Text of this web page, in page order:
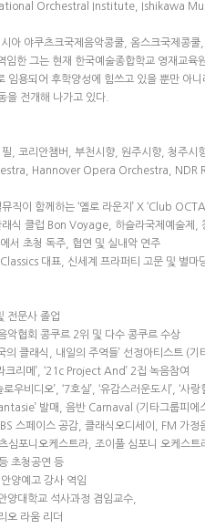
Orchestral Institute, Ishikawa
아 야쿠츠크국제음악콩쿨, 옴스크국제콩
임한 그는 현재 한국예술종합학교 영재교
용되어 후학양성에 힘쓰고 있을 뿐만 아
을 전개해 나가고 있다.
, 코리안챔버, 부천시향, 원주시향, 청주
Hannover Opera Orchestra, NDR
직이 함께하는 ‘옐로 라운지’ X ‘Club
래식 클럽 Bon Voyage, 하슬라국제예술제
서 초청 독주, 협연 및 실내악 연주
대표, 신세계 프라퍼티 고문 및 별
전문사 졸업
악협회 콩쿠르 2위 및 다수 콩쿠르 수상
의 클래식, 내일의 주역들’ 선정아티스트 (기
크리메’, ‘21c Project And’ 2집 녹음참여
로우비디오’, ‘7호실’, ‘유감스러운도시’, ‘
발매, 음반 Carnaval (기타그룹피에
스페이스 공감, 클래식오디세이, FM 가
심포니오케스트라, 조이풀 심포니 오케스트
초청공연 등
양예고 강사 역임
양대학교 석사과정 겸임교수,
오 라움 리더